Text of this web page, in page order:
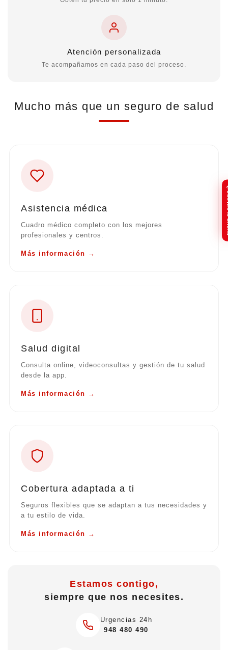
Atención personalizada
Te acompañamos en cada paso del proceso.
Mucho más que un seguro de salud
Asistencia médica
Cuadro médico completo con los mejores
profesionales y centros.
Más información →
Salud digital
Consulta online, videoconsultas y gestión de tu salud
desde la app.
Más información →
Cobertura adaptada a ti
Seguros flexibles que se adaptan a tus necesidades y
a tu estilo de vida.
Más información →
Estamos contigo,
siempre que nos necesites.
Urgencias 24h
948 480 490